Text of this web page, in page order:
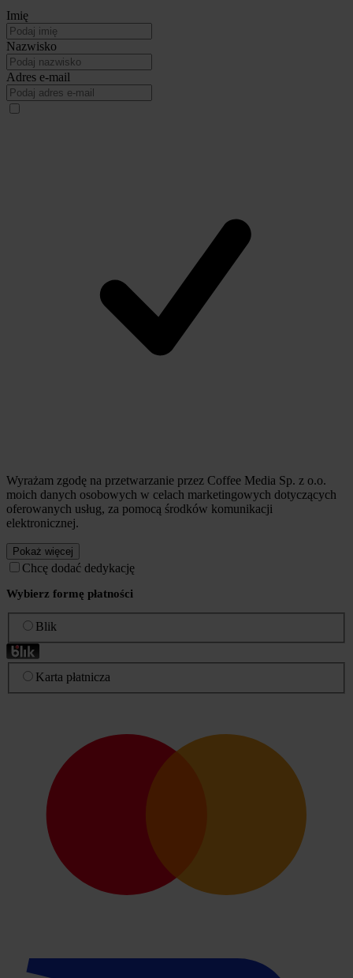
Imię
Nazwisko
Adres e-mail
Wyrażam zgodę na przetwarzanie przez Coffee Media Sp. z o.o.
moich danych osobowych w celach marketingowych dotyczących
oferowanych usług, za pomocą środków komunikacji
elektronicznej.
Pokaż więcej
Chcę dodać dedykację
Wybierz formę płatności
Blik
Karta płatnicza